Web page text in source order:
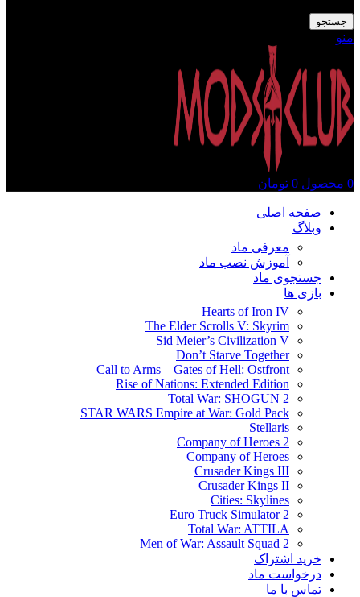
جستجو
منو
0 محصول 0 تومان
صفحه اصلی
وبلاگ
معرفی ماد
آموزش نصب ماد
جستجوی ماد
بازی ها
Hearts of Iron IV
The Elder Scrolls V: Skyrim
Sid Meier’s Civilization V
Don’t Starve Together
Call to Arms – Gates of Hell: Ostfront
Rise of Nations: Extended Edition
Total War: SHOGUN 2
STAR WARS Empire at War: Gold Pack
Stellaris
Company of Heroes 2
Company of Heroes
Crusader Kings III
Crusader Kings II
Cities: Skylines
Euro Truck Simulator 2
Total War: ATTILA
Men of War: Assault Squad 2
خرید اشتراک
درخواست ماد
تماس با ما